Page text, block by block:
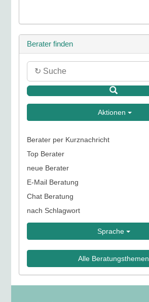
Berater finden
Aktionen
Berater per Kurznachricht
Top Berater
neue Berater
E-Mail Beratung
Chat Beratung
nach Schlagwort
Sprache
Alle Beratungsthemen